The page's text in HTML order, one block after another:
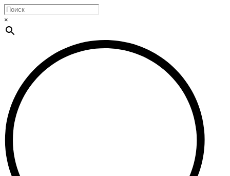
×
Ручная работа
при создании
бокалов и
внимание к
особенностям
являются
отличительными
чертами серии
Sommeliers.Это
первая в мире
коллекция
бокалов, в
которой
представлены
формы,
разработанные